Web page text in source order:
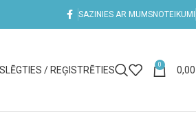
SAZINIES AR MUMSNOTEIKUMI
/ REĢISTRĒTIES 0